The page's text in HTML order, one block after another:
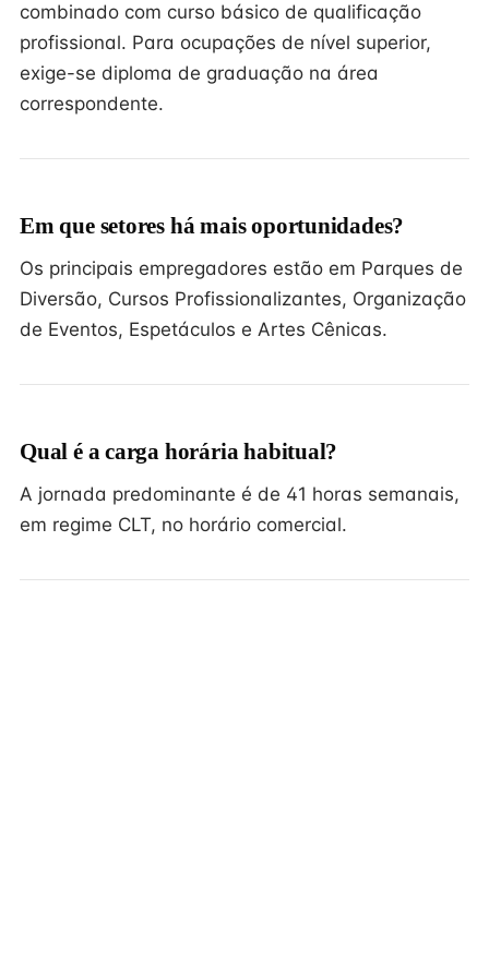
combinado com curso básico de qualificação
profissional. Para ocupações de nível superior,
exige-se diploma de graduação na área
correspondente.
Em que setores há mais oportunidades?
Os principais empregadores estão em Parques de
Diversão, Cursos Profissionalizantes, Organização
de Eventos, Espetáculos e Artes Cênicas.
Qual é a carga horária habitual?
A jornada predominante é de 41 horas semanais,
em regime CLT, no horário comercial.